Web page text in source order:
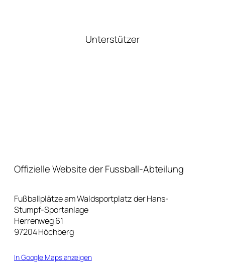
Unterstützer
Offizielle Website der Fussball-Abteilung
Fußballplätze am Waldsportplatz der Hans-
Stumpf-Sportanlage
Herrenweg 61
97204 Höchberg
In Google Maps anzeigen